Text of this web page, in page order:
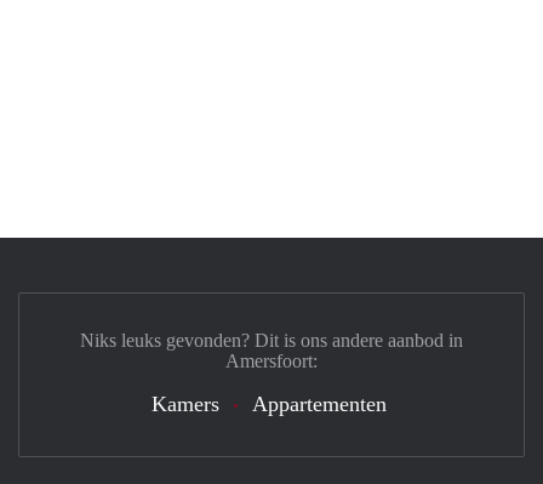
Niks leuks gevonden? Dit is ons andere aanbod in
Amersfoort:
Kamers Appartementen